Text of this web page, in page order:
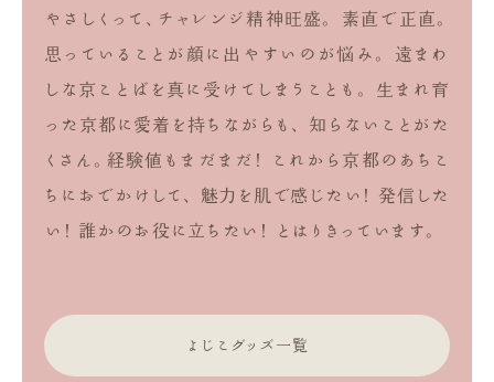
やさしくって、チャレンジ精神旺盛。
素直で正直。
思っていることが顔に出やすいのが悩み。
遠まわ
しな京ことばを真に受けてしまうことも。
生まれ育
った京都に愛着を持ちながらも、
知らないことがた
くさん。経験値もまだまだ！
これから京都のあちこ
ちにおでかけして、
魅力を肌で感じたい！ 発信した
い！ 誰かのお役に立ちたい！
とはりきっています。
よじこグッズ一覧